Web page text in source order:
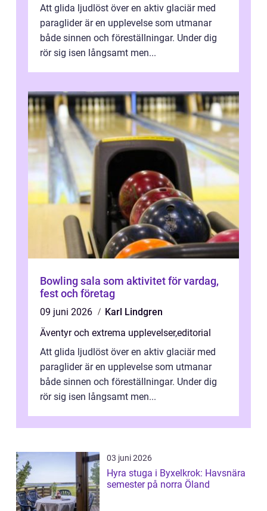
Att glida ljudlöst över en aktiv glaciär med
paraglider är en upplevelse som utmanar
både sinnen och föreställningar. Under dig
rör sig isen långsamt men...
Bowling sala som aktivitet för vardag,
fest och företag
09 juni 2026
Karl Lindgren
Äventyr och extrema upplevelser,editorial
Att glida ljudlöst över en aktiv glaciär med
paraglider är en upplevelse som utmanar
både sinnen och föreställningar. Under dig
rör sig isen långsamt men...
03 juni 2026
Hyra stuga i Byxelkrok: Havsnära
semester på norra Öland